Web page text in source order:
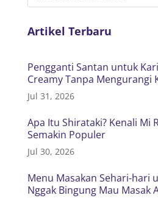
Artikel Terbaru
Pengganti Santan untuk
Creamy Tanpa Mengurangi
Jul 31, 2026
Apa Itu Shirataki? Kenali Mi
Semakin Populer
Jul 30, 2026
Menu Masakan Sehari-hari
Nggak Bingung Mau Masak